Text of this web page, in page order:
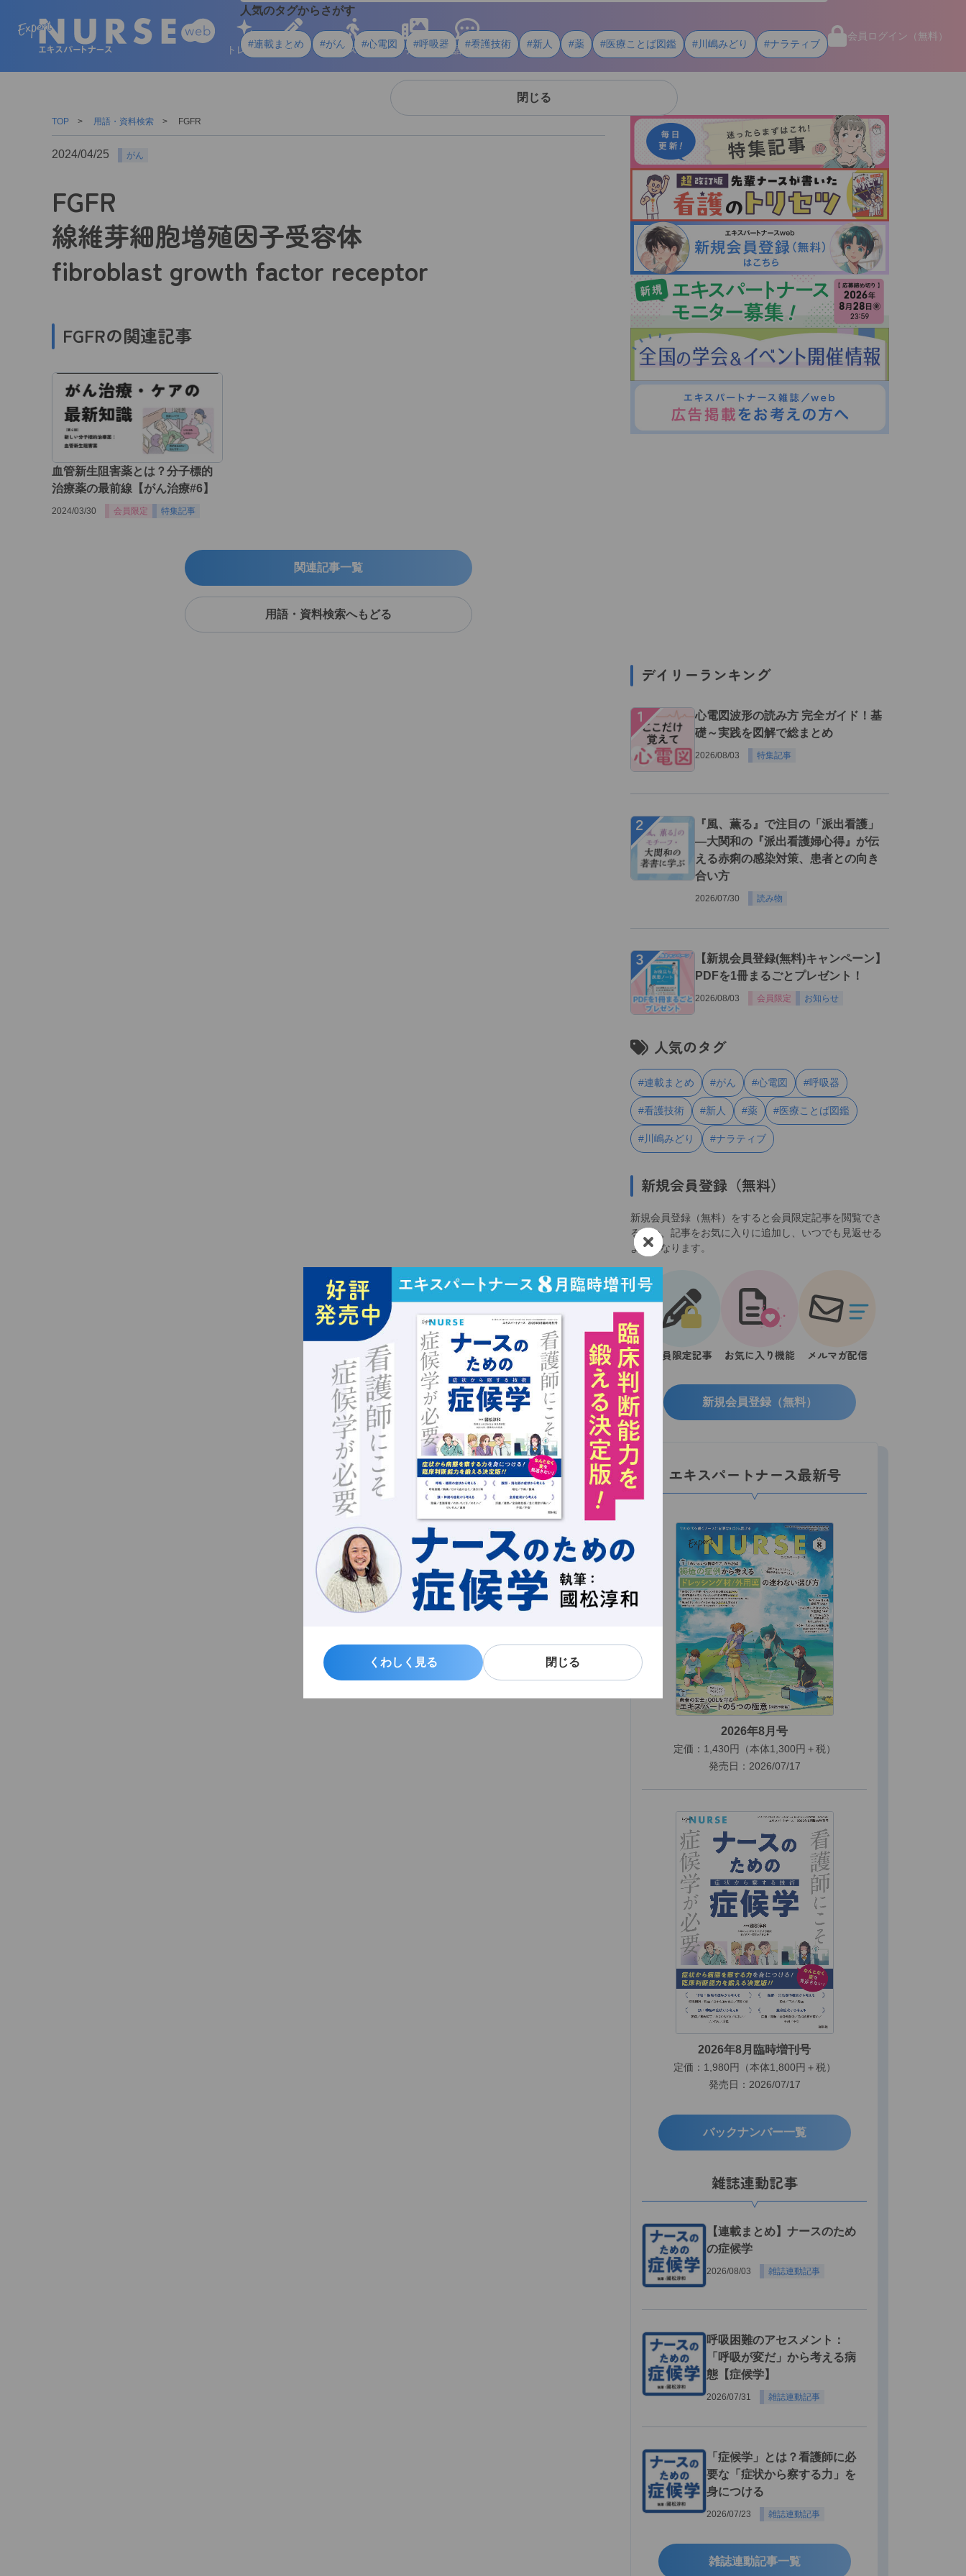
人気のタグからさがす
#連載まとめ #がん #心電図 #呼吸器 #看護技術 #新人 #薬 #医療ことば図鑑 #川嶋みどり #ナラティブ
閉じる
会員ログイン（無料）
トレンド
学ぶ ライフスタイル メディア 用語・資料
くわしく見る 閉じる
くわしく見る 閉じる
TOP 用語・資料検索 FGFR
2024/04/25 がん
FGFR
線維芽細胞増殖因子受容体
fibroblast growth factor receptor
FGFRの関連記事
血管新生阻害薬とは？分子標的
治療薬の最前線【がん治療#6】
2024/03/30 会員限定 特集記事
関連記事一覧
用語・資料検索へもどる
デイリーランキング
１
心電図波形の読み方 完全ガイド！基
礎～実践を図解で総まとめ
2026/08/03 特集記事
２
『風、薫る』で注目の「派出看護」
―大関和の『派出看護婦心得』が伝
える赤痢の感染対策、患者との向き
合い方
2026/07/30 読み物
３
【新規会員登録(無料)キャンペーン】
PDFを1冊まるごとプレゼント！
2026/08/03 会員限定 お知らせ
人気のタグ
#連載まとめ #がん #心電図 #呼吸器
#看護技術 #新人 #薬 #医療ことば図鑑
#川嶋みどり #ナラティブ
新規会員登録（無料）
新規会員登録（無料）をすると会員限定記事を閲覧でき
るほか、記事をお気に入りに追加し、いつでも見返せる
ようになります。
会員限定記事 お気に入り機能 メルマガ配信
新規会員登録（無料）
エキスパートナース最新号
2026年8月号
定価：1,430円（本体1,300円＋税）
発売日：2026/07/17
2026年8月臨時増刊号
定価：1,980円（本体1,800円＋税）
発売日：2026/07/17
バックナンバー一覧
雑誌連動記事
【連載まとめ】ナースのため
の症候学
2026/08/03 雑誌連動記事
呼吸困難のアセスメント：
「呼吸が変だ」から考える病
態【症候学】
2026/07/31 雑誌連動記事
「症候学」とは？看護師に必
要な「症状から察する力」を
身につける
2026/07/23 雑誌連動記事
雑誌連動記事一覧